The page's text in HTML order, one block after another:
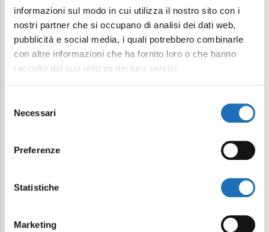
informazioni sul modo in cui utilizza il nostro sito con i
nostri partner che si occupano di analisi dei dati web,
pubblicità e social media, i quali potrebbero combinarle
con altre informazioni che ha fornito loro o che hanno
raccolto dal suo utilizzo dei loro servizi.
delNecessari
Preferenze
Statistiche
Marketing